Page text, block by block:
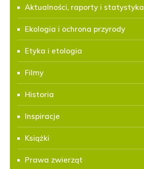
Aktualności, raporty i statystyka
Ekologia i ochrona przyrody
Etyka i etologia
Filmy
Historia
Inspiracje
Książki
Prawa zwierząt